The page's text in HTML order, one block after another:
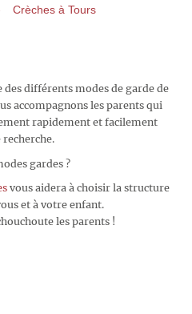
Crèches à Tours
différents modes de garde de
accompagnons les parents qui
rapidement et facilement
gardes ?
vous aidera à choisir la structure
et à votre enfant.
les parents !